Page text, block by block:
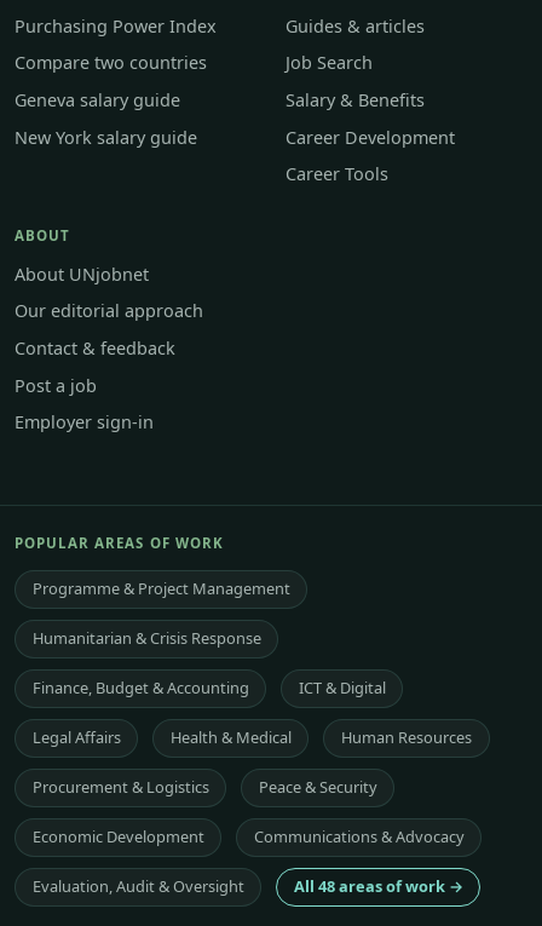
Purchasing Power Index
Compare two countries
Geneva salary guide
New York salary guide
Guides & articles
Job Search
Salary & Benefits
Career Development
Career Tools
ABOUT
About UNjobnet
Our editorial approach
Contact & feedback
Post a job
Employer sign-in
POPULAR AREAS OF WORK
Programme & Project Management
Humanitarian & Crisis Response
Finance, Budget & Accounting ICT & Digital
Legal Affairs Health & Medical Human Resources
Procurement & Logistics Peace & Security
Economic Development Communications & Advocacy
Evaluation, Audit & Oversight All 48 areas of work →